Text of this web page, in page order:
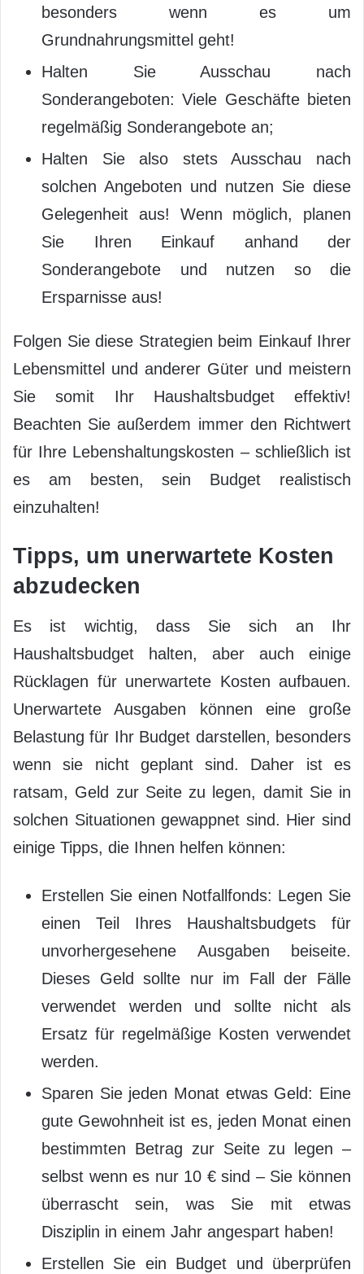
besonders wenn es um
Grundnahrungsmittel geht!
Halten Sie Ausschau nach
Sonderangeboten: Viele Geschäfte bieten
regelmäßig Sonderangebote an;
Halten Sie also stets Ausschau nach
solchen Angeboten und nutzen Sie diese
Gelegenheit aus! Wenn möglich, planen
Sie Ihren Einkauf anhand der
Sonderangebote und nutzen so die
Ersparnisse aus!
Folgen Sie diese Strategien beim Einkauf Ihrer
Lebensmittel und anderer Güter und meistern
Sie somit Ihr Haushaltsbudget effektiv!
Beachten Sie außerdem immer den Richtwert
für Ihre Lebenshaltungskosten – schließlich ist
es am besten, sein Budget realistisch
einzuhalten!
Tipps, um unerwartete Kosten
abzudecken
Es ist wichtig, dass Sie sich an Ihr
Haushaltsbudget halten, aber auch einige
Rücklagen für unerwartete Kosten aufbauen.
Unerwartete Ausgaben können eine große
Belastung für Ihr Budget darstellen, besonders
wenn sie nicht geplant sind. Daher ist es
ratsam, Geld zur Seite zu legen, damit Sie in
solchen Situationen gewappnet sind. Hier sind
einige Tipps, die Ihnen helfen können:
Erstellen Sie einen Notfallfonds: Legen Sie
einen Teil Ihres Haushaltsbudgets für
unvorhergesehene Ausgaben beiseite.
Dieses Geld sollte nur im Fall der Fälle
verwendet werden und sollte nicht als
Ersatz für regelmäßige Kosten verwendet
werden.
Sparen Sie jeden Monat etwas Geld: Eine
gute Gewohnheit ist es, jeden Monat einen
bestimmten Betrag zur Seite zu legen –
selbst wenn es nur 10 € sind – Sie können
überrascht sein, was Sie mit etwas
Disziplin in einem Jahr angespart haben!
Erstellen Sie ein Budget und überprüfen